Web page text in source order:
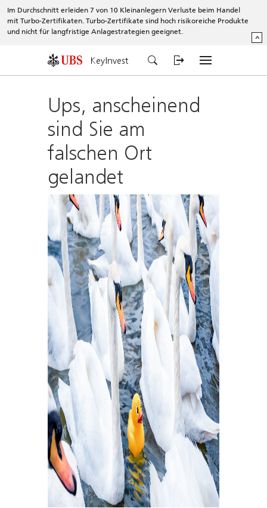
Im Durchschnitt erleiden 7 von 10 Kleinanlegern Verluste beim Handel
mit Turbo-Zertifikaten. Turbo-Zertifikate sind hoch risikoreiche Produkte
und nicht für langfristige Anlagestrategien geeignet.
^
KeyInvest
Ups, anscheinend
sind Sie am
falschen Ort
gelandet